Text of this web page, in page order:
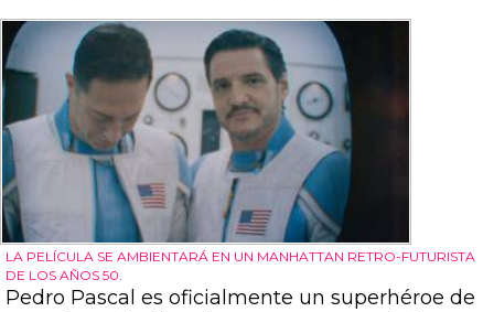
LA PELÍCULA SE AMBIENTARÁ EN UN MANHATTAN RETRO-FUTURISTA
DE LOS AÑOS 50.
Pedro Pascal es oficialmente un superhéroe de